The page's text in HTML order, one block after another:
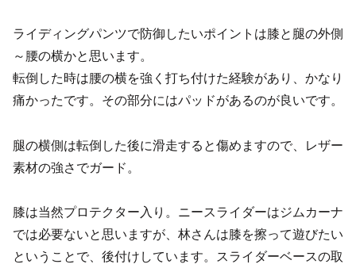
ライディングパンツで防御したいポイントは膝と腿の外側
～腰の横かと思います。
転倒した時は腰の横を強く打ち付けた経験があり、かなり
痛かったです。その部分にはパッドがあるのが良いです。
腿の横側は転倒した後に滑走すると傷めますので、レザー
素材の強さでガード。
膝は当然プロテクター入り。ニースライダーはジムカーナ
では必要ないと思いますが、林さんは膝を擦って遊びたい
ということで、後付けしています。スライダーベースの取